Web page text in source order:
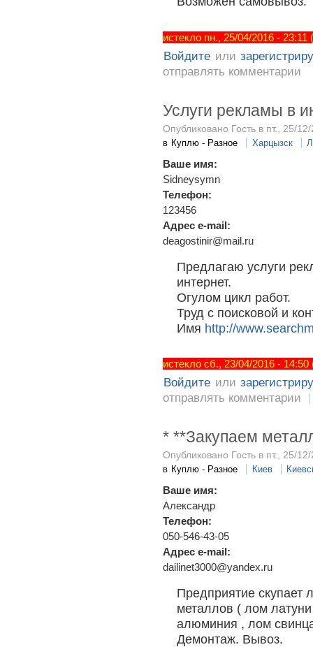
истекло пн., 25/04/2016 -
Войдите или
отправлять комментарии
Услуги рекламы в
Опубликовано Гость в пт., 25/
в Куплю - Разное Харцызск
Ваше имя:
Sidneysymn
Телефон:
123456
Адрес e-mail:
deagostinir@mail.ru
Предлагаю услуги
интернет.
Огулом цикл работ.
Труд с поисковой и
Имя http://
истекло сб., 23/04/2016 -
Войдите или
отправлять комментарии
* **Закупаем
Опубликовано Гость в пт., 25/
в Куплю - Разное Киев
Ваше имя:
Александр
Телефон:
050-546-43-05
Адрес e-mail:
dailinet3000@yandex.ru
Предприятие скупает
металлов ( лом
алюминия , лом
Демонтаж. Вывоз.